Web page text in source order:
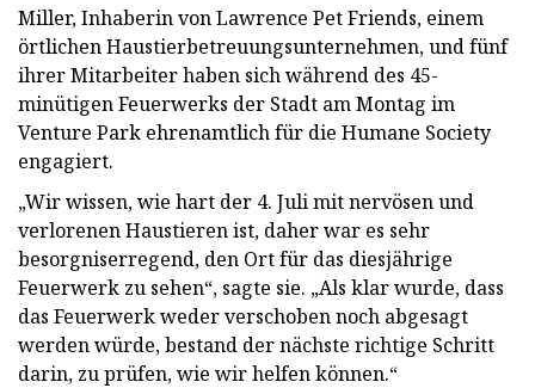
Miller, Inhaberin von Lawrence Pet Friends, einem
örtlichen Haustierbetreuungsunternehmen, und fünf
ihrer Mitarbeiter haben sich während des 45-
minütigen Feuerwerks der Stadt am Montag im
Venture Park ehrenamtlich für die Humane Society
engagiert.
„Wir wissen, wie hart der 4. Juli mit nervösen und
verlorenen Haustieren ist, daher war es sehr
besorgniserregend, den Ort für das diesjährige
Feuerwerk zu sehen“, sagte sie. „Als klar wurde, dass
das Feuerwerk weder verschoben noch abgesagt
werden würde, bestand der nächste richtige Schritt
darin, zu prüfen, wie wir helfen können.“